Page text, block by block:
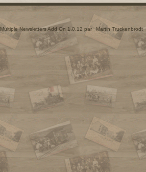
Multiple Newsletters Add On 1.0.12 par Martin Truckenbrodt